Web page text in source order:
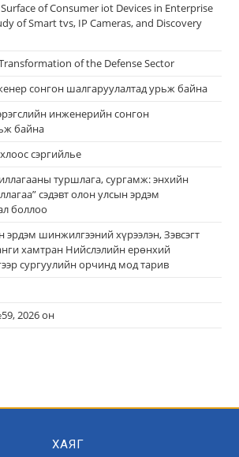
of Consumer iot Devices in Enterprise
of Smart tvs, IP Cameras, and Discovery
of the Defense Sector
сонгон шалгаруулалтад урьж байна
инженерийн сонгон
байна
сэргийлье
туршлага, сургамж: энхийн
сэдэвт олон улсын эрдэм
боллоо
эрдэм шинжилгээний хүрээлэн, Зэвсэгт
хамтран Нийслэлийн ерөнхий
сургуулийн орчинд мод тарив
2026 он
ХАЯГ